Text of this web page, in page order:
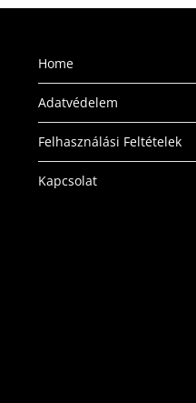
Home
Adatvédelem
Felhasználási Feltételek
Kapcsolat